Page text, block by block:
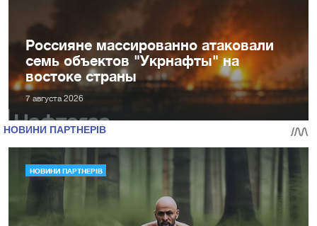
Россияне массированно атаковали
семь объектов "Укрнафты" на
востоке страны
7 августа 2026